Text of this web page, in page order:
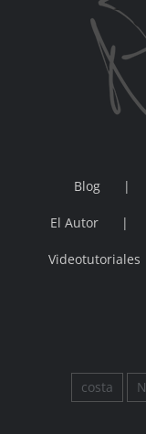
Blog
El Autor
Videotutoriales
costa